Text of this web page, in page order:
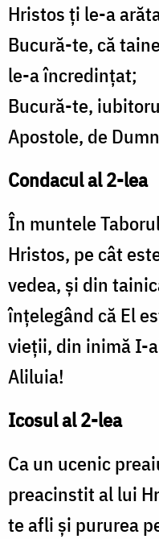
Hristos ţi le-a
Bucură-te, că
le-a încredinţat;
Bucură-te,
Apostole, de
Condacul al 2-lea
În muntele
Hristos, pe cât
vedea, şi din
înţelegând că El
vieţii, din inimă I-
Aliluia!
Icosul al 2-lea
Ca un ucenic
preacinstit al lui
te afli şi pururea